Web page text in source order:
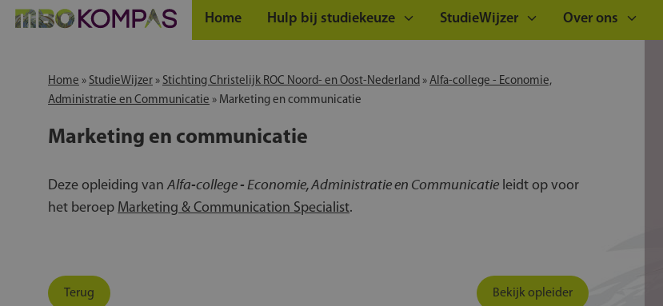
Home Hulp bij studiekeuze StudieWijzer Over ons
Home » StudieWijzer » Stichting Christelijk ROC Noord- en Oost-Nederland » Alfa-college - Economie,
Administratie en Communicatie » Marketing en communicatie
Marketing en communicatie
Deze opleiding van Alfa-college - Economie, Administratie en Communicatie leidt op voor
het beroep Marketing & Communication Specialist.
Terug Bekijk opleider